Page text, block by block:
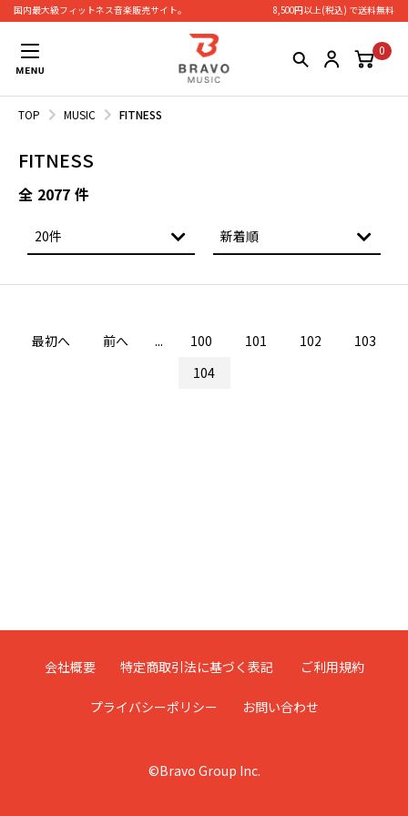
国内最大級フィットネス⾳楽販売サイト。 8,500円以上(税込) で送料無料
0
TOP MUSIC FITNESS
FITNESS
全 2077 件
最初へ 前へ ... 100 101 102
103
104
会社概要 特定商取引法に基づく表記 ご利用規約
プライバシーポリシー お問い合わせ
©Bravo Group Inc.